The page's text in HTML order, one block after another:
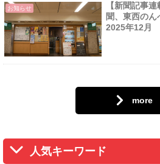
お知らせ
【新聞記事
聞、東西の
2025年12月
more
人気キーワード